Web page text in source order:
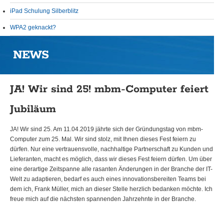
iPad Schulung Silberblitz
WPA2 geknackt?
NEWS
JA! Wir sind 25! mbm-Computer feiert
Jubiläum
JA! Wir sind 25. Am 11.04.2019 jährte sich der Gründungstag von mbm-
Computer zum 25. Mal. Wir sind stolz, mit Ihnen dieses Fest feiern zu
dürfen. Nur eine vertrauensvolle, nachhaltige Partnerschaft zu Kunden und
Lieferanten, macht es möglich, dass wir dieses Fest feiern dürfen. Um über
eine derartige Zeitspanne alle rasanten Änderungen in der Branche der IT-
Welt zu adaptieren, bedarf es auch eines innovationsbereiten Teams bei
dem ich, Frank Müller, mich an dieser Stelle herzlich bedanken möchte. Ich
freue mich auf die nächsten spannenden Jahrzehnte in der Branche.